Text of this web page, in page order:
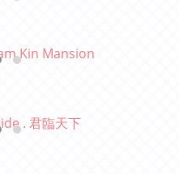
Kin Mansion
. 君臨天下